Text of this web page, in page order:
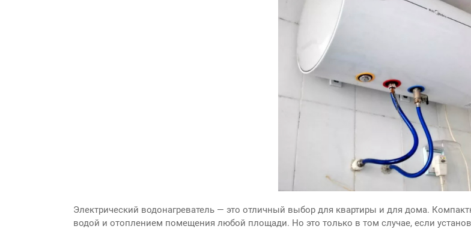
Электрический водонагреватель — это отличный выбор для квартиры и для дома.
водой и отоплением помещения любой площади. Но это только в том случае, если